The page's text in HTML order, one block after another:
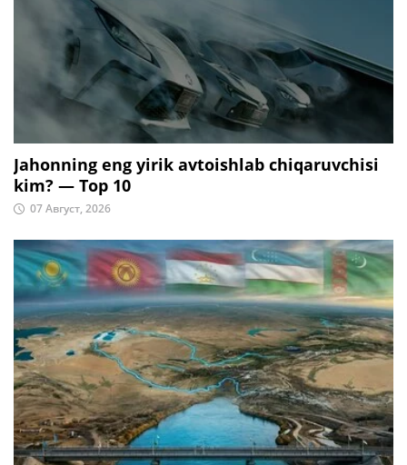
Jahonning eng yirik avtoishlab chiqaruvchisi
kim? — Top 10
07 Август, 2026